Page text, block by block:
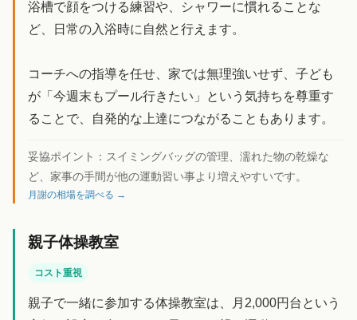
浴槽で顔をつける練習や、シャワーに慣れることな
ど、日常の入浴時に自然と行えます。
コーチへの指導を任せ、家では無理強いせず、子ども
が「今週末もプール行きたい」という気持ちを尊重す
ることで、自発的な上達につながることもあります。
妥協ポイント： スイミングバッグの管理、濡れた物の乾燥な
ど、家事の手間が他の運動習い事より増えやすいです。
月謝の相場を調べる →
親子体操教室
コスト重視
親子で一緒に参加する体操教室は、月2,000円台という